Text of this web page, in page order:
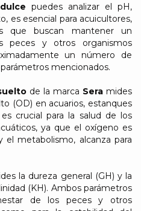
puedes analizar el pH,
es esencial para acuicultores,
que buscan mantener un
peces y otros organismos
un número de
mencionados.
de la marca Seramides
(OD) en acuarios, estanques
crucial para la salud de los
ya que el oxígeno es
el metabolismo, alcanza para
la dureza general (GH) y la
(KH). Ambos parámetros
de los peces y otros